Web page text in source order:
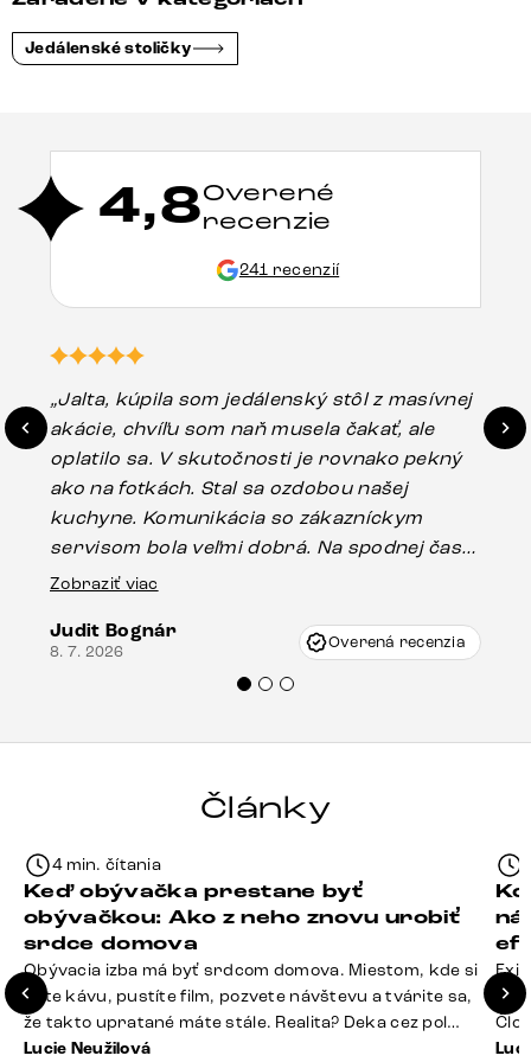
Jedálenské stoličky
4,8Overené
recenzie
241 recenzií
„Jalta, kúpila som jedálenský stôl z masívnej
akácie, chvíľu som naň musela čakať, ale
oplatilo sa. V skutočnosti je rovnako pekný
ako na fotkách. Stal sa ozdobou našej
kuchyne. Komunikácia so zákazníckym
servisom bola veľmi dobrá. Na spodnej časti
stola bolo malé poškodenie, pravdepodobne
Vincze pri riešení mojej záležitosti pristúpili
veľmi korektne. Odporúčam produkty Delife
Zobraziť viac
Judit Bognár
8. 7. 2026 Overená recenzia
Články
4 min. čítania
Keď obývačka prestane byť
obývačkou: Ako z neho znovu urobiť
srdce domova
Obývacia izba má byť srdcom domova. Miestom, kde si
dáte kávu, pustíte film, pozvete návštevu a tvárite sa,
že takto upratané máte stále. Realita? Deka cez pol
sedačky, ovládač záhadne zmizol, konferenčný stolík
Lucie Neužilová